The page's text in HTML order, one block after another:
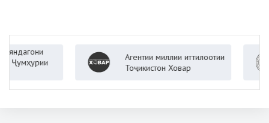
Агентии миллии иттилоотии
Тоҷикистон Ховар